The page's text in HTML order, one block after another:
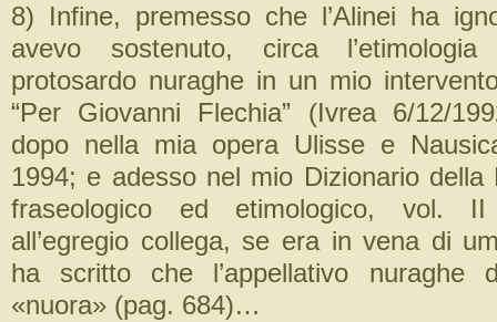
8) Infine, premesso che l’Alinei ha
avevo sostenuto, circa l’etimologia
protosardo nuraghe in un mio
“Per Giovanni Flechia” (Ivrea 6/12/
dopo nella mia opera Ulisse e
1994; e adesso nel mio Dizionario della
fraseologico ed etimologico, vol.
all’egregio collega, se era in vena di
ha scritto che l’appellativo nuraghe
«nuora» (pag. 684)…